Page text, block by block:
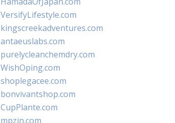
VersifyLifestyle.com
kingscreekadventures.com
antaeuslabs.com
purelycleanchemdry.com
WishOping.com
shoplegacee.com
bonvivantshop.com
CupPlante.com
mpzin.com